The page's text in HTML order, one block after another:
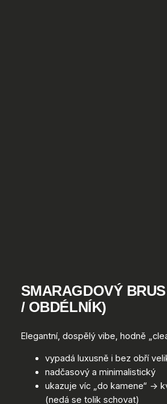
SMARAGDOVÝ
/ OBDÉLNÍK)
Elegantní, dospělý vibe, hodně
vypadá luxusně i bez obří
nadčasový a minimalistický
ukazuje víc „do kamene“ →
(nedá se tolik schovat)